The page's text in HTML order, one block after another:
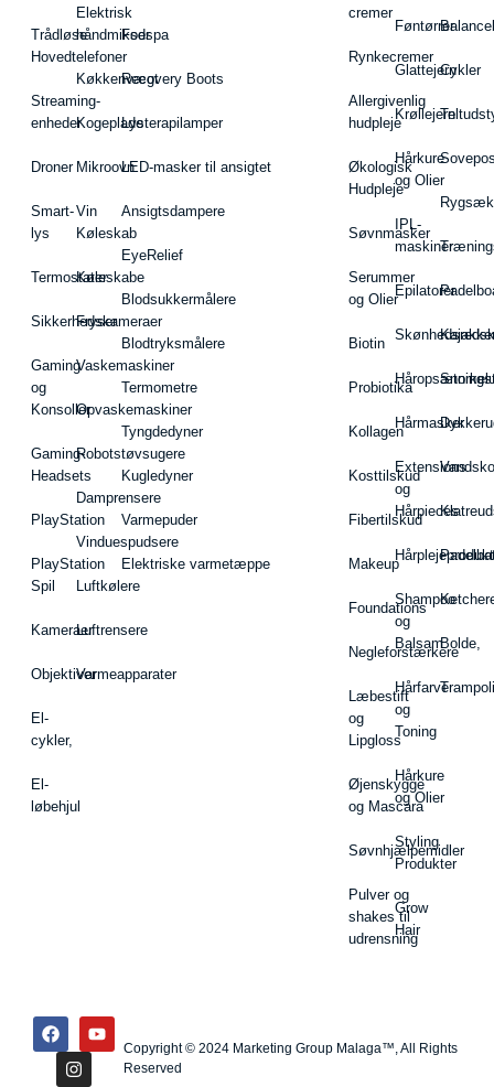
Trådløse
Hovedtelefoner
Streaming-
enheder
Droner
Smart-
lys
Termostater
Sikkerhedskameraer
Gaming
og
Konsoller
Gaming-
Headsets
PlayStation
PlayStation
Spil
Kameraer
Objektiver
El-
cykler,
El-
løbehjul
Elektrisk
håndmikser
Køkkenvægt
Kogeplade
Mikroovn
Vin
Køleskab
Køleskabe
Fryser
Vaskemaskiner
Opvaskemaskiner
Robotstøvsugere
Damprensere
Vinduespudsere
Luftkølere
Luftrensere
Varmeapparater
Fodspa
Recovery Boots
Lysterapilamper
LED-masker til ansigtet
Ansigtsdampere
EyeRelief
Blodsukkermålere
Blodtryksmålere
Termometre
Tyngdedyner
Kugledyner
Varmepuder
Elektriske varmetæppe
cremer
Rynkecremer
Allergivenlig
hudpleje
Økologisk
Hudpleje
Søvnmasker
Serummer
og Olier
Biotin
Probiotika
Kollagen
Kosttilskud
Fibertilskud
Makeup
Foundations
Negleforstærkere
Læbestift
og
Lipgloss
Øjenskygge
og Mascara
Søvnhjælpemidler
Pulver og
shakes til
udrensning
Føntørrer
Glattejern
Krøllejern
Hårkure
og Olier
IPL-
maskiner
Epilatorer
Hårmasker
Extensions
og
Hårpieces
Shampoo
og
Balsam
Hårfarve
og
Toning
Hårkure
og Olier
Styling
Produkter
Grow
Hair
Cykler
Vandsko
Bolde,
Copyright © 2024 Marketing Group Malaga™, All Rights
Reserved